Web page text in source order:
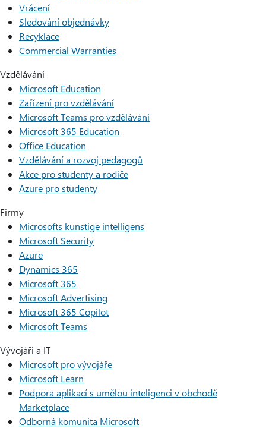
Vrácení
Sledování objednávky
Recyklace
Commercial Warranties
Vzdělávání
Microsoft Education
Zařízení pro vzdělávání
Microsoft Teams pro vzdělávání
Microsoft 365 Education
Office Education
Vzdělávání a rozvoj pedagogů
Akce pro studenty a rodiče
Azure pro studenty
Firmy
Microsofts kunstige intelligens
Microsoft Security
Azure
Dynamics 365
Microsoft 365
Microsoft Advertising
Microsoft 365 Copilot
Microsoft Teams
Vývojáři a IT
Microsoft pro vývojáře
Microsoft Learn
Podpora aplikací s umělou inteligenci v obchodě
Marketplace
Odborná komunita Microsoft